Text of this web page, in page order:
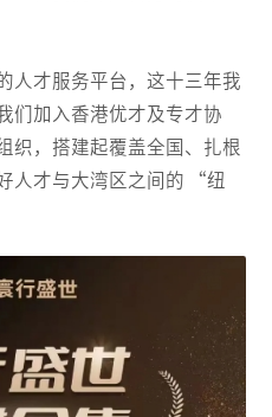
人才服务平台，这十三年我
们加入香港优才及专才协
织，搭建起覆盖全国、扎根
人才与大湾区之间的 “纽